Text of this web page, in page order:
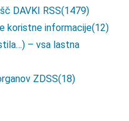
DAVKI RSS(1479)
koristne informacije(12)
– vsa lastna
ZDSS(18)